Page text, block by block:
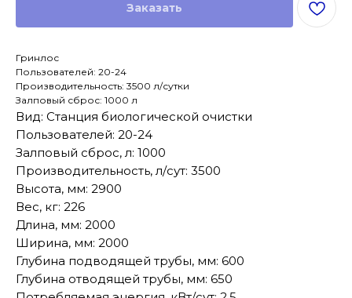
Заказать
Гринлос
Пользователей: 20-24
Производительность: 3500 л/сутки
Залповый сброс: 1000 л
Вид: Станция биологической очистки
Пользователей: 20-24
Залповый сброс, л: 1000
Производительность, л/сут: 3500
Высота, мм: 2900
Вес, кг: 226
Длина, мм: 2000
Ширина, мм: 2000
Глубина подводящей трубы, мм: 600
Глубина отводящей трубы, мм: 650